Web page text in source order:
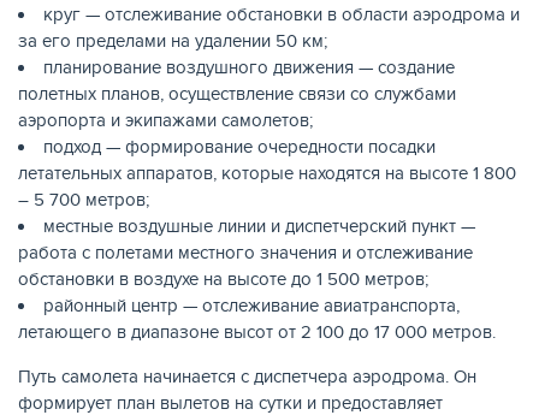
круг — отслеживание обстановки в области аэродрома и
за его пределами на удалении 50 км;
планирование воздушного движения — создание
полетных планов, осуществление связи со службами
аэропорта и экипажами самолетов;
подход — формирование очередности посадки
летательных аппаратов, которые находятся на высоте 1 800
– 5 700 метров;
местные воздушные линии и диспетчерский пункт —
работа с полетами местного значения и отслеживание
обстановки в воздухе на высоте до 1 500 метров;
районный центр — отслеживание авиатранспорта,
летающего в диапазоне высот от 2 100 до 17 000 метров.
Путь самолета начинается с диспетчера аэродрома. Он
формирует план вылетов на сутки и предоставляет